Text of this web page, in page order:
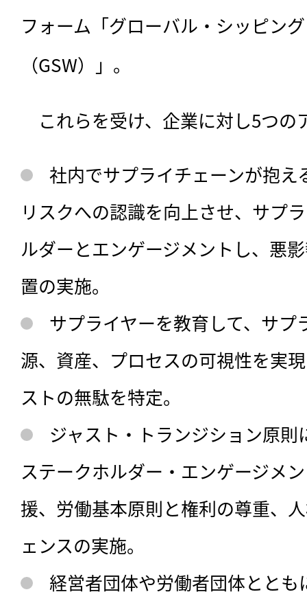
フォーム「グローバル・シッピン
（GSW）」。
これらを受け、企業に対し5つの
社内でサプライチェーンが抱
リスクへの認識を向上させ、サプ
ルダーとエンゲージメントし、悪
置の実施。
サプライヤーを教育して、サプ
源、資産、プロセスの可視性を実
ストの無駄を特定。
ジャスト・トランジション原
ステークホルダー・エンゲージメ
援、労働基本原則と権利の尊重、
ェンスの実施。
経営者団体や労働者団体とと